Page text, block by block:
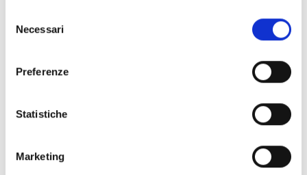
delNecessari
Preferenze
Statistiche
Marketing